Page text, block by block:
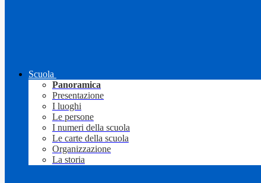
Scuola
Panoramica
Presentazione
I luoghi
Le persone
I numeri della scuola
Le carte della scuola
Organizzazione
La storia